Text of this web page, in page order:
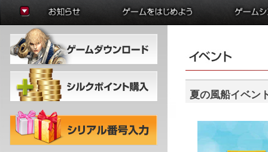
お知らせ
アップデート
イベント
ゲームの準備
はじめに
初心者ガイド
バトル
ダンジ
要塞戦
夏の風船イベン